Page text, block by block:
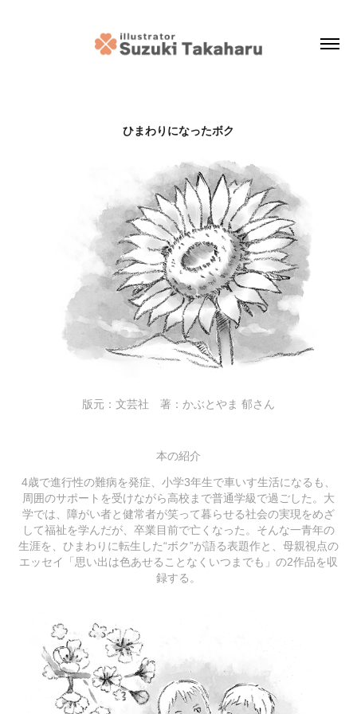
ひまわりになったボク
版元：文芸社 著：かぶとやま 郁さん
本の紹介
4歳で進行性の難病を発症、小学3年生で車いす生活になるも、
周囲のサポートを受けながら高校まで普通学級で過ごした。大
学では、障がい者と健常者が笑って暮らせる社会の実現をめざ
して福祉を学んだが、卒業目前で亡くなった。そんな一青年の
生涯を、ひまわりに転生した“ボク”が語る表題作と、母親視点の
エッセイ「思い出は色あせることなくいつまでも」の2作品を収
録する。